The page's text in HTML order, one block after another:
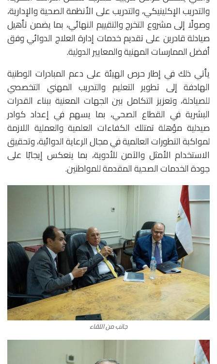
والتدريب الإكلينيكي، والتدريب على الأنظمة الصحية والإدارية،
وصولًا إلى مشروع التخرج والتقييم النهائي، بما يضمن تأهيل
صيادلة قادرين على تقديم خدمات إدارة العلاج الدوائي وفق
أفضل الممارسات المهنية والمعايير الدولية.
يأتي ذلك في إطار حرص الهيئة على دعم المبادرات الوطنية
الهادفة إلى تطوير التعليم والتدريب المهني التخصصي
للصيادلة، وتعزيز التكامل بين الجهات المعنية ببناء القدرات
البشرية في القطاع الصحي، بما يسهم في إعداد كوادر
صيدلية مؤهلة تمتلك الكفاءات العلمية والعملية اللازمة
لمواكبة التطورات العالمية في مجال الرعاية الدوائية، وتحقيق
الاستخدام الأمثل والآمن للأدوية، بما ينعكس إيجابًا على
جودة الخدمات الصحية المقدمة للمواطنين.
جانب من اللقاء